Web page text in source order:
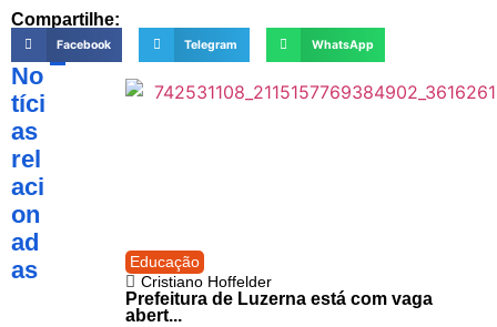
Compartilhe:
Facebook Telegram WhatsApp
No
tíci
as
rel
aci
on
ad
as
Educação
Cristiano Hoffelder
Prefeitura de Luzerna está com vaga
abert...